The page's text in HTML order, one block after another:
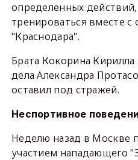
определенных
тренироваться вместе
"Краснодара".
Брата Кокорина Кирилла
дела Александра
оставил под стражей.
Неспортивное
Неделю назад в Москве
участием нападающего